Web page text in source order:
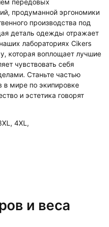
продуманной эргономики
производства под
деталь одежды отражает
лабораториях Cikers
которая воплощает лучшие
чувствовать себя
Станьте частью
в мире по экипировке
и эстетика говорят
, 4XL ,
и веса